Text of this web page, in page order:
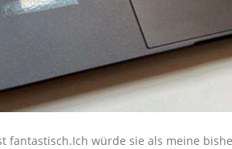
fantastisch.Ich würde sie als meine